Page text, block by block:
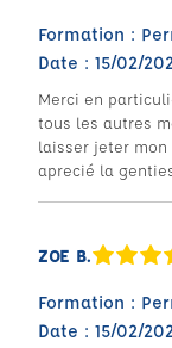
Formation :
Date : 15/02/
Merci en
tous les autres
laisser jeter mon
aprecié la
ZOE B.
Formation :
Date : 15/02/